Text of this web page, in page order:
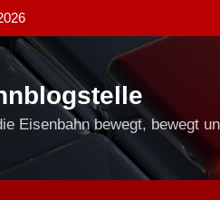
Eisenbahn bewegt, bewegt